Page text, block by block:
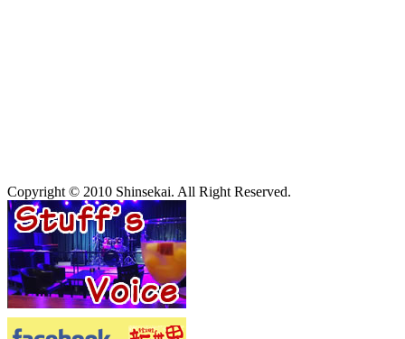
Copyright © 2010 Shinsekai. All Right Reserved.